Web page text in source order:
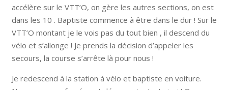
accélère sur le VTT’O, on gère les autres sections, on est
dans les 10 . Baptiste commence à être dans le dur ! Sur le
VTT’O montant je le vois pas du tout bien , il descend du
vélo et s’allonge ! Je prends la décision d’appeler les
secours, la course s’arrête là pour nous !
Je redescend à la station à vélo et baptiste en voiture.